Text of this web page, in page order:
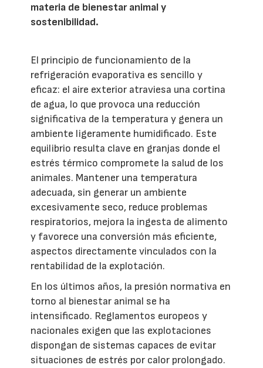
materia de bienestar animal y
sostenibilidad.
El principio de funcionamiento de la
refrigeración evaporativa es sencillo y
eficaz: el aire exterior atraviesa una cortina
de agua, lo que provoca una reducción
significativa de la temperatura y genera un
ambiente ligeramente humidificado. Este
equilibrio resulta clave en granjas donde el
estrés térmico compromete la salud de los
animales. Mantener una temperatura
adecuada, sin generar un ambiente
excesivamente seco, reduce problemas
respiratorios, mejora la ingesta de alimento
y favorece una conversión más eficiente,
aspectos directamente vinculados con la
rentabilidad de la explotación.
En los últimos años, la presión normativa en
torno al bienestar animal se ha
intensificado. Reglamentos europeos y
nacionales exigen que las explotaciones
dispongan de sistemas capaces de evitar
situaciones de estrés por calor prolongado.